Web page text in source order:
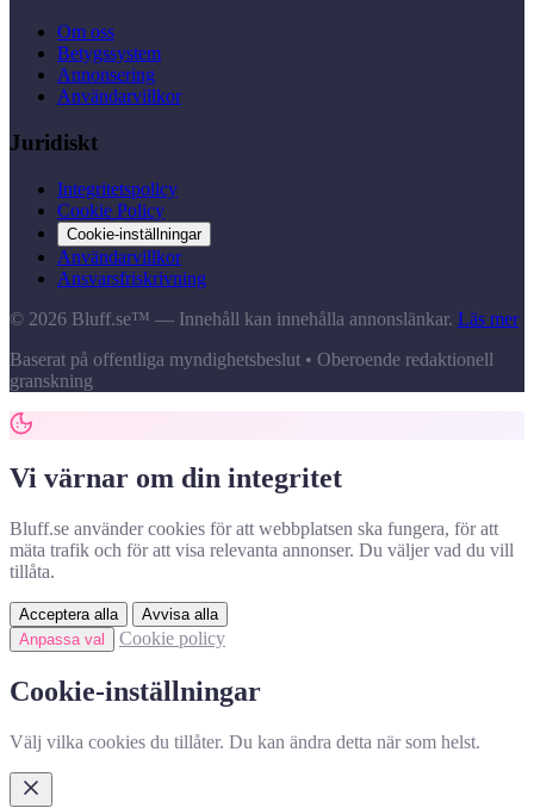
Om oss
Betygssystem
Annonsering
Användarvillkor
Juridiskt
Integritetspolicy
Cookie Policy
Cookie-inställningar
Användarvillkor
Ansvarsfriskrivning
© 2026 Bluff.se™ — Innehåll kan innehålla annonslänkar. Läs mer
Baserat på offentliga myndighetsbeslut • Oberoende redaktionell
granskning
Vi värnar om din integritet
Bluff.se använder cookies för att webbplatsen ska fungera, för att
mäta trafik och för att visa relevanta annonser. Du väljer vad du vill
tillåta.
Acceptera alla
Avvisa alla
Anpassa val
Cookie policy
Cookie-inställningar
Välj vilka cookies du tillåter. Du kan ändra detta när som helst.